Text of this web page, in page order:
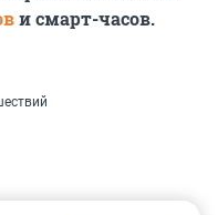
и смарт-часов.